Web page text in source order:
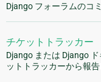
Django フォーラムのコ
チケットトラッカー
Django または Django
ットトラッカーから報告